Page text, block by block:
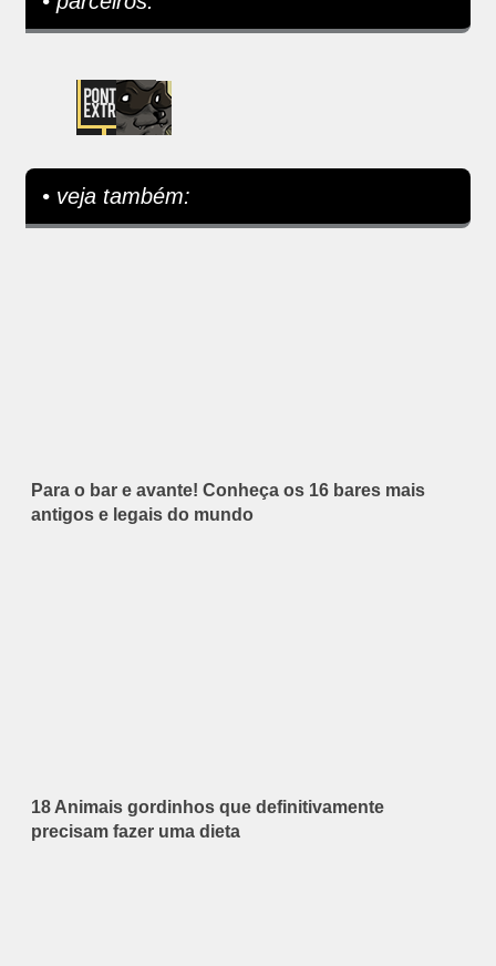
• veja também:
Para o bar e avante! Conheça os 16 bares mais
antigos e legais do mundo
18 Animais gordinhos que definitivamente
precisam fazer uma dieta